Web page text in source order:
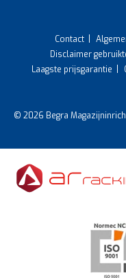
Contact
Disclaimer
Laagste prijsgarantie
© 2026 Begra